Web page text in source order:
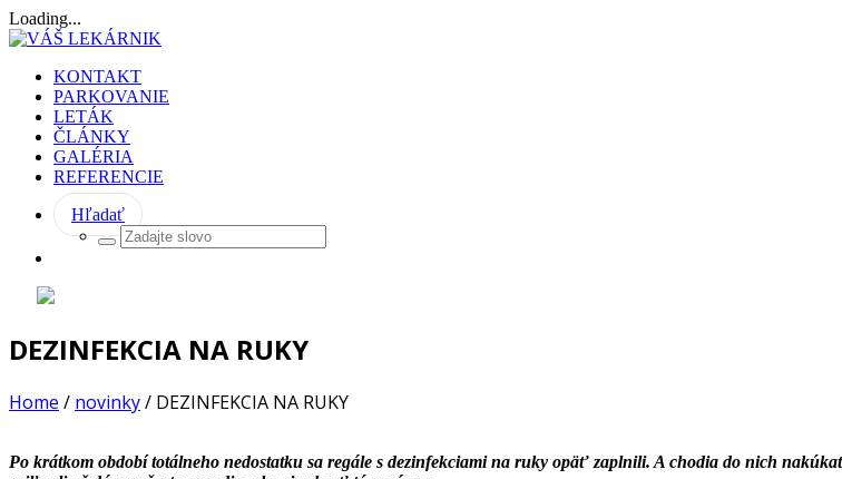
Loading...
KONTAKT
PARKOVANIE
LETÁK
ČLÁNKY
GALÉRIA
REFERENCIE
Hľadať
DEZINFEKCIA NA RUKY
Home / novinky/ DEZINFEKCIA NA RUKY
Po krátkom období totálneho nedostatku sa regále s dezinfekciami na ruky opäť zaplnili. A chodia do nich